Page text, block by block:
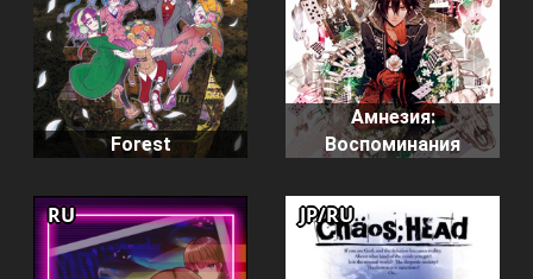
Forest
Амнезия:
Воспоминания
RU JP/RU